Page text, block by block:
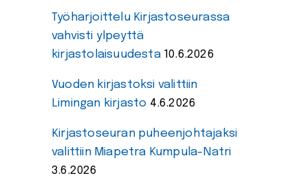
Työharjoittelu Kirjastoseurassa
vahvisti ylpeyttä
kirjastolaisuudesta 10.6.2026
Vuoden kirjastoksi valittiin
Limingan kirjasto 4.6.2026
Kirjastoseuran puheenjohtajaksi
valittiin Miapetra Kumpula-Natri
3.6.2026